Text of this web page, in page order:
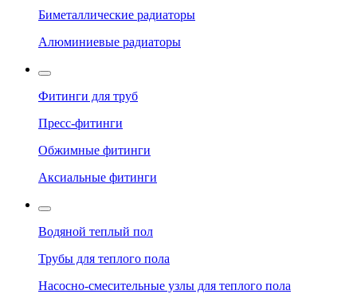
Биметаллические радиаторы
Алюминиевые радиаторы
Фитинги для труб
Пресс-фитинги
Обжимные фитинги
Аксиальные фитинги
Водяной теплый пол
Трубы для теплого пола
Насосно-смесительные узлы для теплого пола